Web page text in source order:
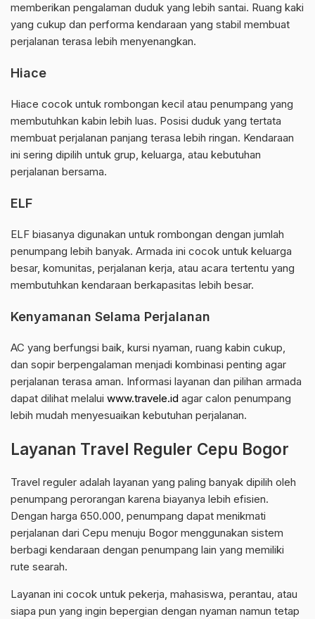
memberikan pengalaman duduk yang lebih santai. Ruang kaki
yang cukup dan performa kendaraan yang stabil membuat
perjalanan terasa lebih menyenangkan.
Hiace
Hiace cocok untuk rombongan kecil atau penumpang yang
membutuhkan kabin lebih luas. Posisi duduk yang tertata
membuat perjalanan panjang terasa lebih ringan. Kendaraan
ini sering dipilih untuk grup, keluarga, atau kebutuhan
perjalanan bersama.
ELF
ELF biasanya digunakan untuk rombongan dengan jumlah
penumpang lebih banyak. Armada ini cocok untuk keluarga
besar, komunitas, perjalanan kerja, atau acara tertentu yang
membutuhkan kendaraan berkapasitas lebih besar.
Kenyamanan Selama Perjalanan
AC yang berfungsi baik, kursi nyaman, ruang kabin cukup,
dan sopir berpengalaman menjadi kombinasi penting agar
perjalanan terasa aman. Informasi layanan dan pilihan armada
dapat dilihat melalui www.travele.id agar calon penumpang
lebih mudah menyesuaikan kebutuhan perjalanan.
Layanan Travel Reguler Cepu Bogor
Travel reguler adalah layanan yang paling banyak dipilih oleh
penumpang perorangan karena biayanya lebih efisien.
Dengan harga 650.000, penumpang dapat menikmati
perjalanan dari Cepu menuju Bogor menggunakan sistem
berbagi kendaraan dengan penumpang lain yang memiliki
rute searah.
Layanan ini cocok untuk pekerja, mahasiswa, perantau, atau
siapa pun yang ingin bepergian dengan nyaman namun tetap